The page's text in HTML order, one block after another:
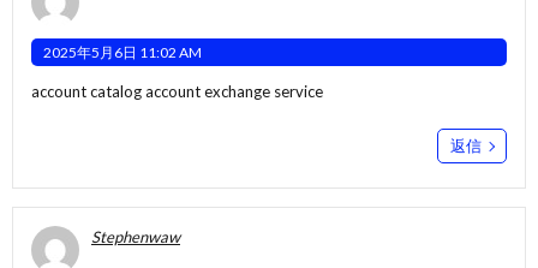
2025年5月6日 11:02 AM
account catalogaccount exchange service
返信
Stephenwaw